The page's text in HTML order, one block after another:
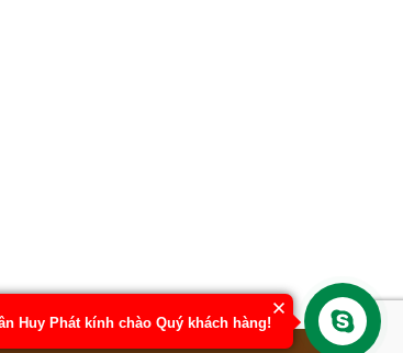
Huy Phát kính chào Quý khách hàng!